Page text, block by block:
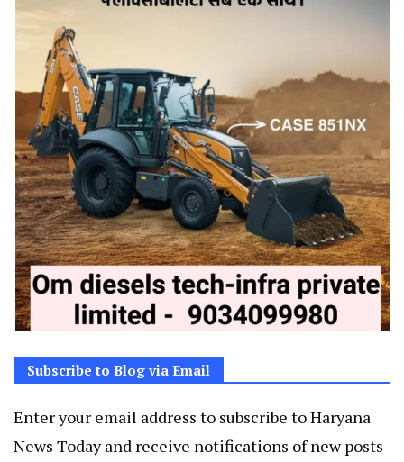
Subscribe to Blog via Email
Enter your email address to subscribe to Haryana
News Today and receive notifications of new posts